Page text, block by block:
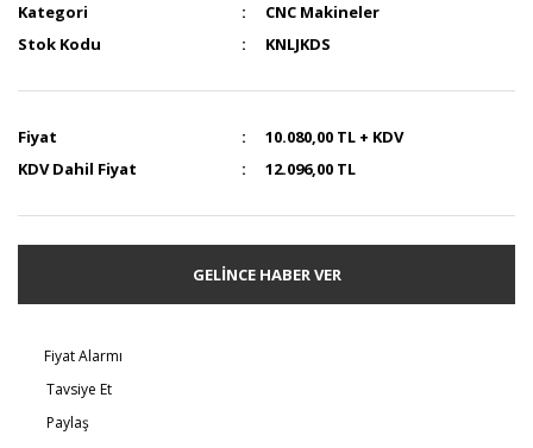
Kategori
CNC Makineler
Stok Kodu
KNLJKDS
Fiyat
10.080,00 TL + KDV
KDV Dahil Fiyat
12.096,00 TL
GELİNCE HABER VER
Fiyat Alarmı
Tavsiye Et
Paylaş